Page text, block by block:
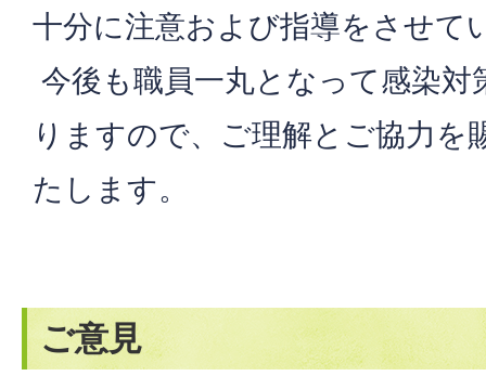
十分に注意および指導をさせて
今後も職員一丸となって感染
りますので、ご理解とご協力を
たします。
ご意見